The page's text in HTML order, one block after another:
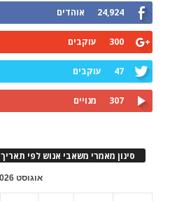
24,924 אוהדים
300 עוקבים
47 עוקבים
307 מנויים
סינון מאמרי משאבי אנוש לפי תאריך
אוגוסט 2026